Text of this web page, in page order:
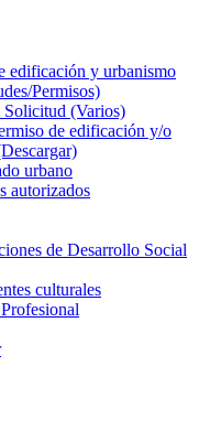
edificación y urbanismo
Permisos)
(Varios)
de edificación y/o
urbano
autorizados
de Desarrollo Social
culturales